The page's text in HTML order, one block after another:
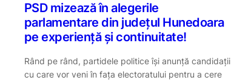
PSD mizează în alegerile
parlamentare din județul Hunedoara
pe experiență și continuitate!
Rând pe rând, partidele politice își anunță candidații
cu care vor veni în fața electoratului pentru a cere